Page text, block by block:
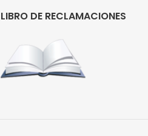
LIBRO DE RECLAMACIONES